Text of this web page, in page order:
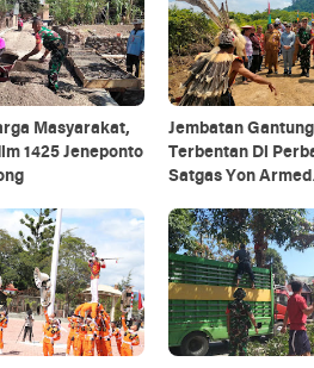
Masyarakat,
1425 Jeneponto
Jembatan
Terbentan Di
Satgas Yon Armed
Rescue Dan PT